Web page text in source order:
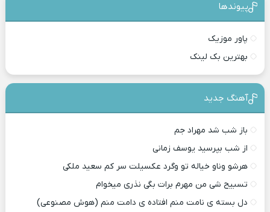
پیوندها
پاور موزیک
بهترین بک لینک
آهنگ جدید
باز شب شد مهراد جم
از شب بپرسید یوسف زمانی
هرشو وناو خیاله تو وگرد عکسیلت سر کم سعید ملکی
تسبیح شی من مهرم برات بگی نذری میخوام
دل بسته ی نامت منم افتاده ی دامت منم (هوش مصنوعی)